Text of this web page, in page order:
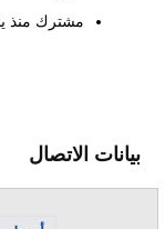
مشترك منذ
بيانات الاتصال